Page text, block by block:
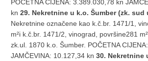
POČETNA CIJENA: 3.389.030,78 kn
kn29. Nekretnine u k.o. Šumber (zk. sud
Nekretnine označene kao k.č.br. 1471/1,
m²i k.č.br. 1471/2, vinograd, površine281
zk.ul. 1870 k.o. Šumber. POČETNA
JAMČEVINA: 10.127,34 kn30. Nekretnine